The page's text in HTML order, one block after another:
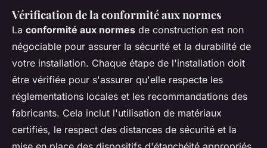
Vérification de la conformité aux normes
La conformité aux normes de construction est non
négociable pour assurer la sécurité et la durabilité de
votre installation. Chaque étape de l'installation doit
être vérifiée pour s'assurer qu'elle respecte les
réglementations locales et les recommandations des
fabricants. Cela inclut l'utilisation de matériaux
certifiés, le respect des distances de sécurité et la